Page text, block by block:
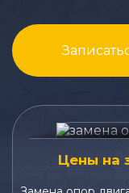
Цены на